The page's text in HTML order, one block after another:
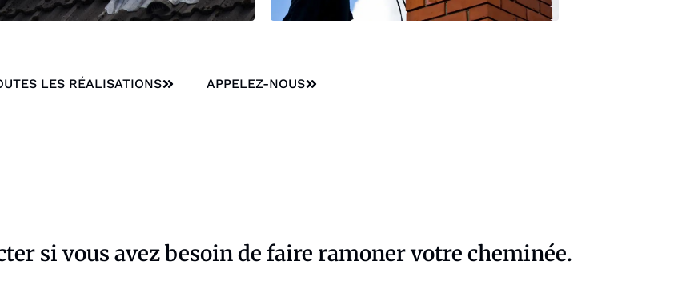
LES RÉALISATIONS APPELEZ-NOUS
si vous avez besoin de faire ramoner votre cheminée.